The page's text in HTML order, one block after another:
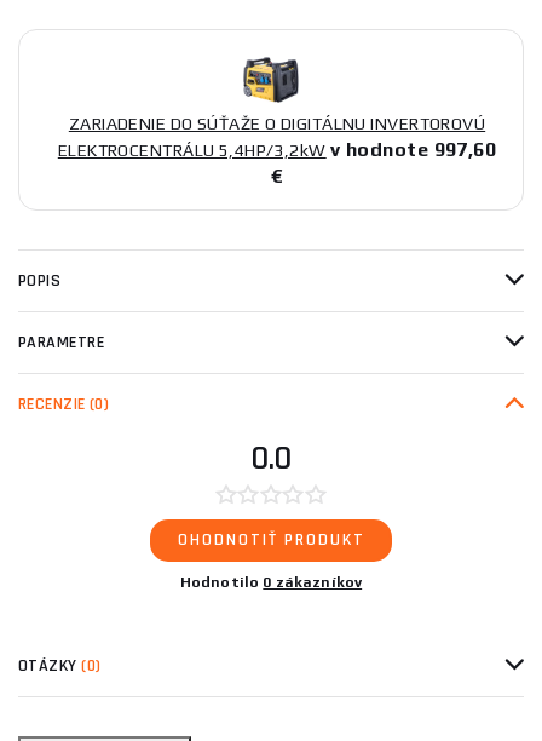
ZARIADENIE DO SÚŤAŽE O DIGITÁLNU INVERTOROVÚ
ELEKTROCENTRÁLU 5,4HP/3,2kW v hodnote 997,60
€
POPIS
PARAMETRE
RECENZIE (0)
0.0
OHODNOTIŤ PRODUKT
Hodnotilo 0 zákazníkov
OTÁZKY(0)